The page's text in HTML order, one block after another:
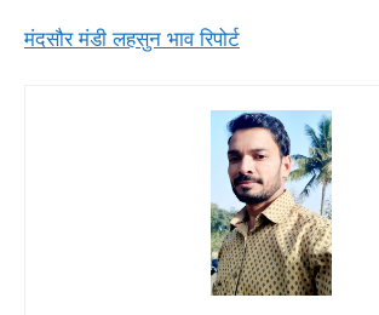
मंदसौर मंडी लहसुन भाव रिपोर्ट